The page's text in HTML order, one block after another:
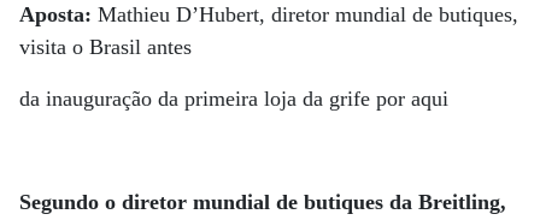
Aposta: Mathieu D’Hubert, diretor mundial de butiques,
visita o Brasil antes
da inauguração da primeira loja da grife por aqui
Segundo o diretor mundial de butiques da Breitling,